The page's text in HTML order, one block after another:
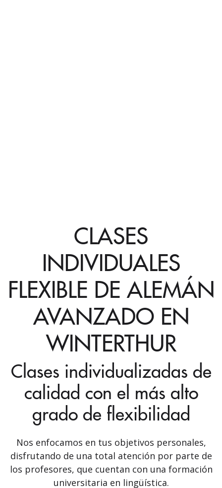
CLASES
INDIVIDUALES
FLEXIBLE DE ALEMÁN
AVANZADO EN
WINTERTHUR
Clases individualizadas de
calidad con el más alto
grado de flexibilidad
Nos enfocamos en tus objetivos personales,
disfrutando de una total atención por parte de
los profesores, que cuentan con una formación
universitaria en lingüística.